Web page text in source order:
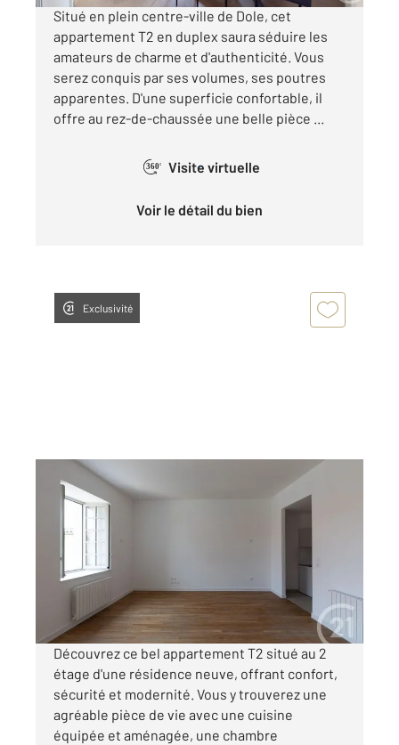
Situé en plein centre-ville de Dole, cet
appartement T2 en duplex saura séduire les
amateurs de charme et d'authenticité. Vous
serez conquis par ses volumes, ses poutres
apparentes. D'une superficie confortable, il
offre au rez-de-chaussée une belle pièce ...
360° Visite virtuelle
Voir le détail du bien
Exclusivité
DOLE 39
54,49 m2 , 2 pièces
Ref : 13574
Appartement F2 à louer
610 €
par mois charges comprises
Découvrez ce bel appartement T2 situé au 2
étage d'une résidence neuve, offrant confort,
sécurité et modernité. Vous y trouverez une
agréable pièce de vie avec une cuisine
équipée et aménagée, une chambre